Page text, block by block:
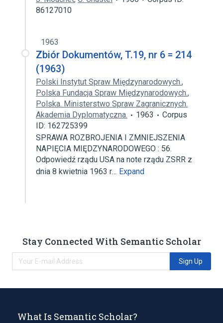
86127010
1963
Zbiór Dokumentów, T.19, nr 6 = 214
(1963)
Polski Instytut Spraw Międzynarodowych.,
Polska Fundacja Spraw Międzynarodowych.,
Polska. Ministerstwo Spraw Zagranicznych.
Akademia Dyplomatyczna.
1963
Corpus
ID: 162725399
SPRAWA ROZBROJENIA I ZMNIEJSZENIA
NAPIĘCIA MIĘDZYNARODOWEGO : 56.
Odpowiedź rządu USA na note rządu ZSRR z
dnia 8 kwietnia 1963 r… Expand
Stay Connected With Semantic Scholar
Sign Up
What Is Semantic Scholar?